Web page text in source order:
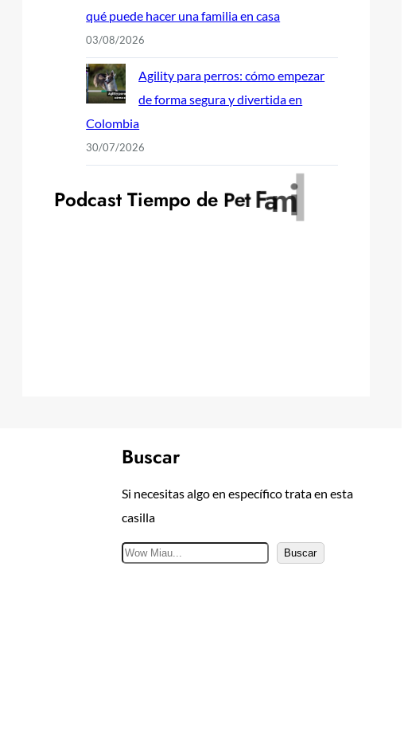
qué puede hacer una familia en casa
03/08/2026
Agility para perros: cómo empezar
de forma segura y divertida en
Colombia
30/07/2026
Podcast Tiempo de Pet Fami
Buscar
Si necesitas algo en específico trata en esta
casilla
B
Buscar